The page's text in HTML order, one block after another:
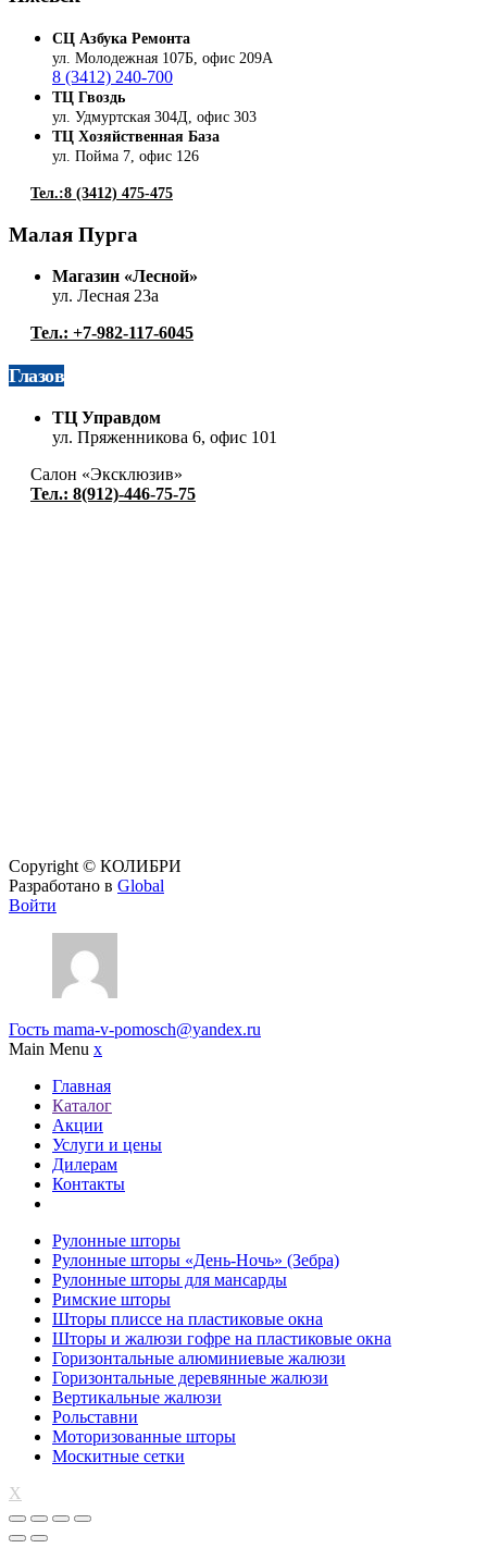
СЦ Азбука Ремонта
ул. Молодежная 107Б, офис 209А
8 (3412) 240-700
ТЦ Гвоздь
ул. Удмуртская 304Д, офис 303
ТЦ Хозяйственная База
ул. Пойма 7, офис 126
Тел.:8 (3412) 475-475
Малая Пурга
Магазин «Лесной»
ул. Лесная 23а
Тел.: +7-982-117-6045
Глазов
ТЦ Управдом
ул. Пряженникова 6, офис 101
Салон «Эксклюзив»
Тел.: 8(912)-446-75-75
Copyright © КОЛИБРИ
Разработано в Global
Войти
Гость mama-v-pomosch@yandex.ru
Main Menu x
Главная
Каталог
Акции
Услуги и цены
Дилерам
Контакты
Рулонные шторы
Рулонные шторы «День-Ночь» (Зебра)
Рулонные шторы для мансарды
Римские шторы
Шторы плиссе на пластиковые окна
Шторы и жалюзи гофре на пластиковые окна
Горизонтальные алюминиевые жалюзи
Горизонтальные деревянные жалюзи
Вертикальные жалюзи
Рольставни
Моторизованные шторы
Москитные сетки
X